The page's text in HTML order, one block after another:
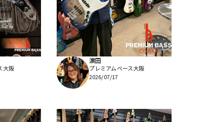
大阪
濵田
プレミアムベース大阪
2026/07/17